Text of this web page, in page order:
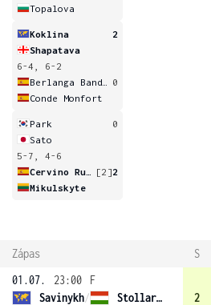
Topalova
Koklina
2
Shapatava
6-4, 6-2
0
Conde Monfort
Park
0
Sato
5-7, 4-6
[2]2
Mikulskyte
Zápas S
01.07.
23:00
F
Savinykh/
Stollar (1)
2